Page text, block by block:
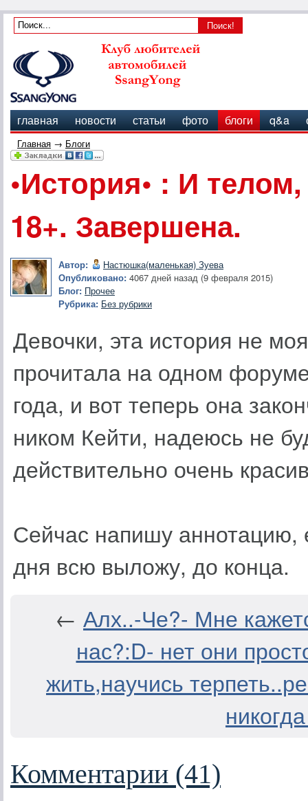
главная новости статьи фото блоги q&a
Главная → Блоги
•История• : И
18+. Завершена.
Автор:
Настюшка(маленькая) Зуева
Опубликовано: 4067 дней назад (9 февраля 2015)
Блог: Прочее
Рубрика: Без рубрики
Девочки, эта история не
прочитала на одном
года, и вот теперь она
ником Кейти, надеюсь не
действительно очень
Сейчас напишу аннотацию,
дня всю выложу, до конца.
← Алх..-Че?- Мне
нас?:D- нет они
жить,научись
Комментарии (41)